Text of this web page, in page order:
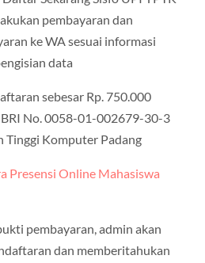
pembayaran dan
ke WA sesuai informasi
data
sebesar Rp. 750.000
No. 0058-01-002679-30-3
Tinggi Komputer Padang
Presensi Online Mahasiswa
pembayaran, admin akan
dan memberitahukan